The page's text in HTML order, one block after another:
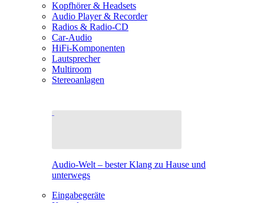
Kopfhörer & Headsets
Audio Player & Recorder
Radios & Radio-CD
Car-Audio
HiFi-Komponenten
Lautsprecher
Multiroom
Stereoanlagen
Audio-Welt – bester Klang zu Hause und
unterwegs
Eingabegeräte